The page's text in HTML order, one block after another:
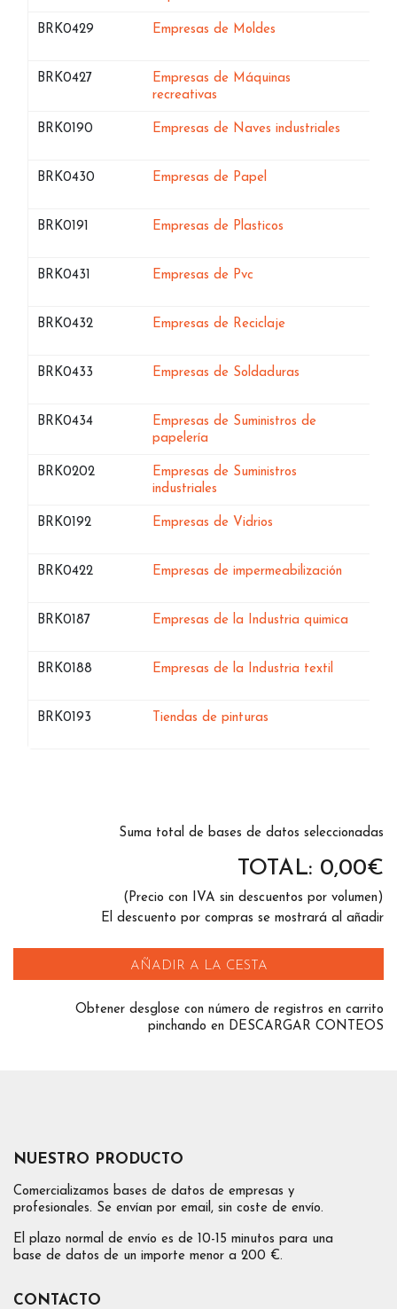
BRK0429 Bases de datos de
Empresas de Moldes
BRK0427 Bases de datos de
Empresas de Máquinas
recreativas
BRK0190 Bases de datos de
Empresas de Naves industriales
BRK0430 Bases de datos de
Empresas de Papel
BRK0191 Bases de datos de
Empresas de Plasticos
BRK0431 Bases de datos de
Empresas de Pvc
BRK0432 Bases de datos de
Empresas de Reciclajeen Ceuta
BRK0433 Bases de datos de
Empresas de Soldaduras
BRK0434 Bases de datos de
Empresas de Suministros de
papelería
BRK0202 Bases de datos de
Empresas de Suministros
industriales
BRK0192 Bases de datos de
Empresas de Vidrios
BRK0422 Bases de datos de
Empresas de impermeabilización
BRK0187 Bases de datos de
Empresas de la Industria quimica
BRK0188 Bases de datos de
Empresas de la Industria textil
BRK0193 Bases de datos de
Tiendas de pinturas
Suma total de bases de datos seleccionadas
TOTAL: 0,00€
(Precio con IVA sin descuentos por volumen)
El descuento por compras se mostrará al añadir
AÑADIR A LA CESTA
Obtener desglose con número de registros en carrito
pinchando en DESCARGAR CONTEOS
NUESTRO PRODUCTO
Comercializamos bases de datos de empresas y
profesionales. Se envían por email, sin coste de envío.
El plazo normal de envío es de 10-15 minutos para una
base de datos de un importe menor a 200 €.
CONTACTO